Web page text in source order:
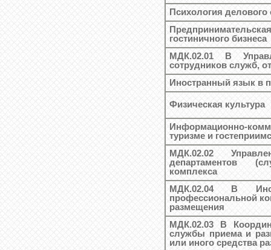
Психология
гостиничного бизнеса
МДК.02.01 В
сотрудников служб,
Иностранный язык в
Физическая культура
Информационно-
туризме и
МДК.02.02
департаментов
комплекса
МДК.02.04 В
профессиональной
размещения
МДК.02.03 В
службы приема и
или иного средства